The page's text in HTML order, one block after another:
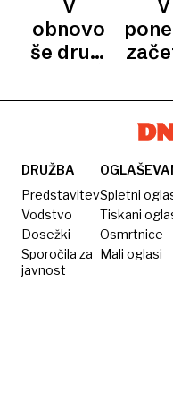
odprla
vrata
turizmu
petek
V
obnovo
še drugi
v
V
DRUŽBA
Predstavitev
Vodstvo
Dosežki
Sporočila za
javnost
Spletni
Tiskani
Osmrtnice
Mali oglasi